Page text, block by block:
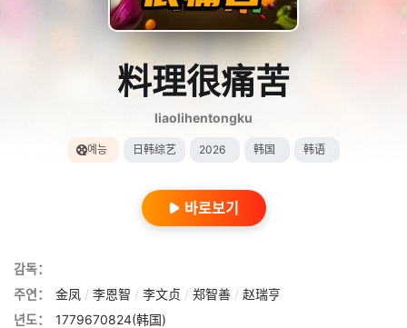
料理很痛苦
liaolihentongku
예능 日韩综艺 2026 韩国 韩语
바로보기
감독：
주연：
金凤 / 李恩智 / 李文贞 / 郑智善 / 赵瑞亨
년도：
1779670824(韩国)